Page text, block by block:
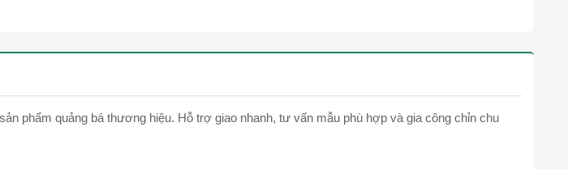
phẩm quảng bá thương hiệu. Hỗ trợ giao nhanh, tư vấn mẫu phù hợp và gia công chỉn chu